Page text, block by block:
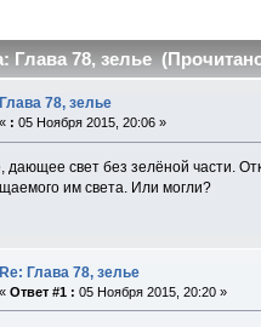
Глава 78, зелье
Глава 78, зелье
« : 05 Ноября 2015, 20:06 »
дающее свет без зелёной части.
им света. Или могли?
Re: Глава 78, зелье
«Ответ #1 : 05 Ноября 2015, 20:20 »